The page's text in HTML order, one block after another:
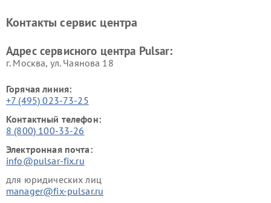
Контакты сервис центра
Адрес сервисного центра Pulsar:
г. Москва, ул. Чаянова 18
Горячая линия:
+7 (495) 023-73-25
Контактный телефон:
8 (800) 100-33-26
Электронная почта:
info@pulsar-fix.ru
для юридических лиц
manager@fix-pulsar.ru